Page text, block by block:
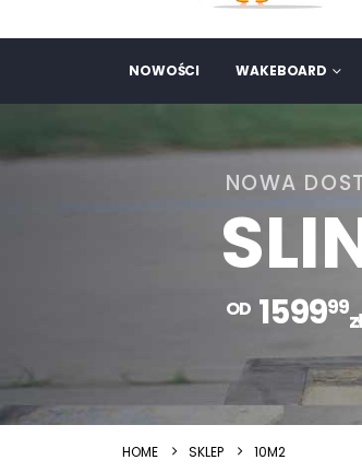
NOWOŚCI WAKEBOARD
NOWA
OD 159999
zł
HOME SKLEP 10M2